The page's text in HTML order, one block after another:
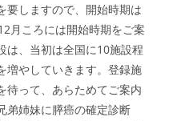
要しますので、開始時期は
月ころには開始時期をご案
は、当初は全国に10施設程
増やしていきます。登録施
待って、あらためてご案内
弟姉妹に膵癌の確定診断